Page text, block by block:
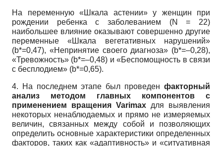
На переменную «Шкала астении» у женщин при
рождении ребенка с заболеванием (N = 22)
наибольшее влияние оказывают совершенно другие
переменные «Шкала вегетативных нарушений»
(b*=0,47), «Непринятие своего диагноза» (b*=–0,28),
«Тревожность» (b*=–0,48) и «Беспомощность в связи
с бесплодием» (b*=0,65).
4. На последнем этапе был проведен факторный
анализ методом главных компонентов с
применением вращения Varimax для выявления
некоторых ненаблюдаемых и прямо не измеряемых
величин, связанных между собой и позволяющих
определить основные характеристики определенных
факторов, таких как «адаптивность» и «ситуативная